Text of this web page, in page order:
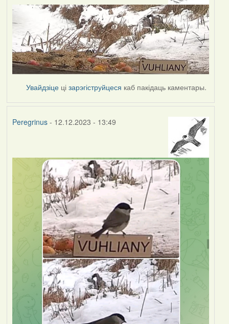
Увайдзіце цізарэгіструйцеся каб пакідаць каментары.
Peregrinus- 12.12.2023 - 13:49